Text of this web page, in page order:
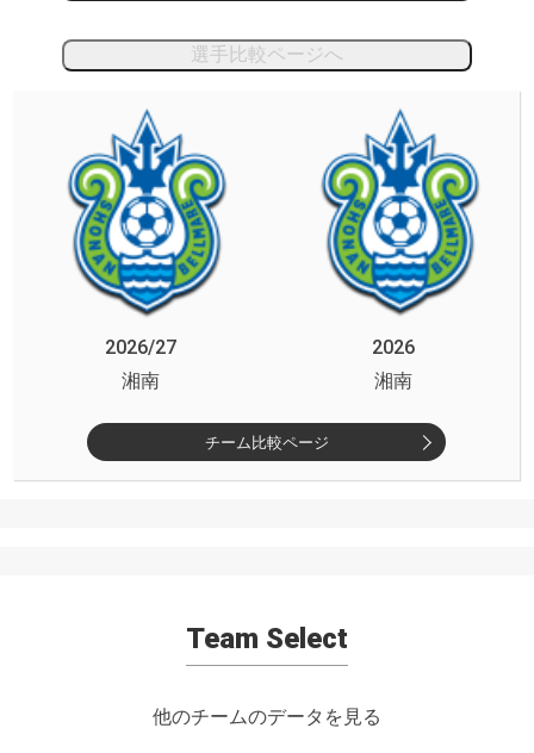
選手比較ページへ
2026/27
2026
湘南
湘南
チーム比較ページ
Team Select
他のチームのデータを見る